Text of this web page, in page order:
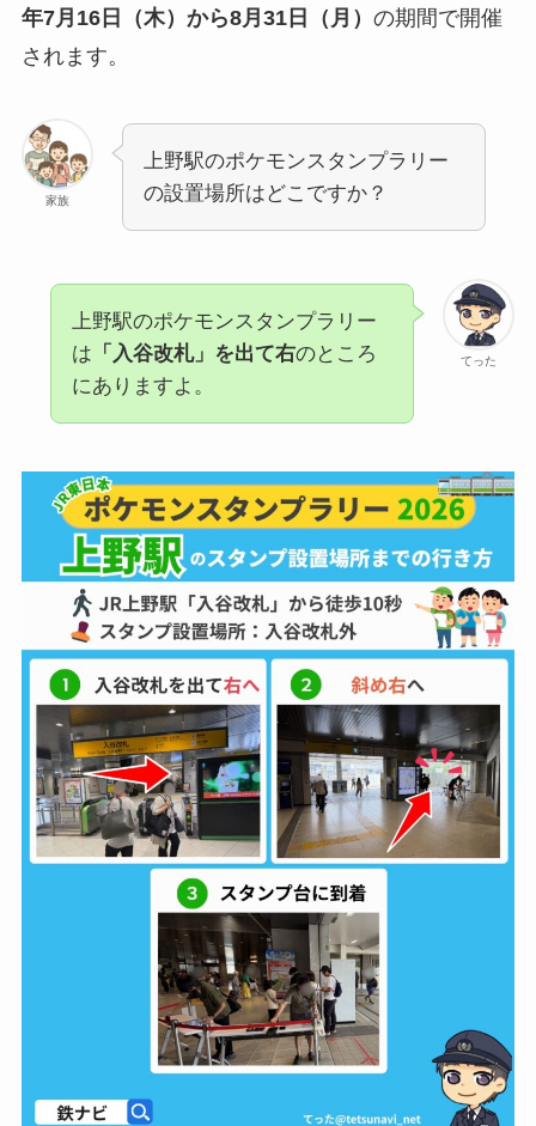
年7月16日（木）から8月31日（月） の期間で開催
されます。
家族
上野駅のポケモンスタンプラリー
の設置場所はどこですか？
てった
上野駅のポケモンスタンプラリー
は 「入谷改札」を出て右のところ
にありますよ。